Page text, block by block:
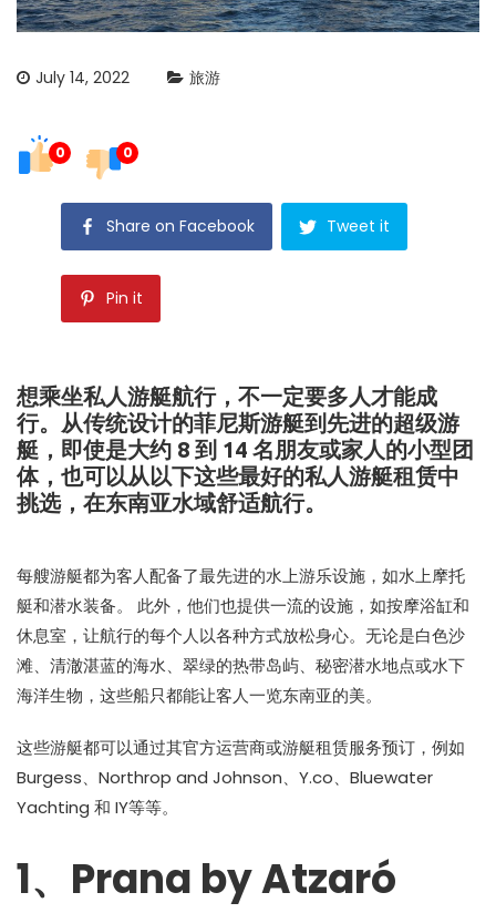
July 14, 2022 旅游
0 0
Share on Facebook Tweet it
Pin it
想乘坐私人游艇航行，不一定要多人才能成
行。从传统设计的菲尼斯游艇到先进的超级游
艇，即使是大约 8 到 14 名朋友或家人的小型团
体，也可以从以下这些最好的私人游艇租赁中
挑选，在东南亚水域舒适航行。
每艘游艇都为客人配备了最先进的水上游乐设施，如水上摩托
艇和潜水装备。 此外，他们也提供一流的设施，如按摩浴缸和
休息室，让航行的每个人以各种方式放松身心。无论是白色沙
滩、清澈湛蓝的海水、翠绿的热带岛屿、秘密潜水地点或水下
海洋生物，这些船只都能让客人一览东南亚的美。
这些游艇都可以通过其官方运营商或游艇租赁服务预订，例如
Burgess、Northrop and Johnson、Y.co、Bluewater
Yachting 和 IY等等。
1、Prana by Atzaró